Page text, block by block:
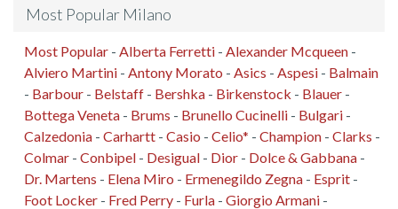
Most Popular Milano
Most Popular - Alberta Ferretti - Alexander Mcqueen -
Alviero Martini - Antony Morato - Asics - Aspesi - Balmain
- Barbour - Belstaff - Bershka - Birkenstock - Blauer -
Bottega Veneta - Brums - Brunello Cucinelli - Bulgari -
Calzedonia - Carhartt - Casio - Celio* - Champion - Clarks -
Colmar - Conbipel - Desigual - Dior - Dolce & Gabbana -
Dr. Martens - Elena Miro - Ermenegildo Zegna - Esprit -
Foot Locker - Fred Perry - Furla - Giorgio Armani -